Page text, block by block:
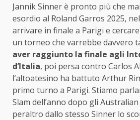
Jannik Sinner è pronto più che
esordio al Roland Garros 2025,
arrivare in finale a Parigi e
un torneo che varrebbe davvero
aver raggiunto la finale agli
d’Italia, poi persa contro Carlos
l’altoatesino ha battuto Arthur
primo turno a Parigi. Stiamo
Slam dell’anno dopo gli
peraltro dallo stesso Sinner lo